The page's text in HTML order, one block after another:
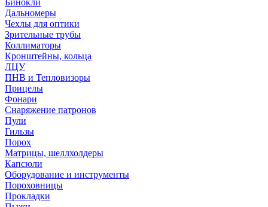
Бинокли
Дальномеры
Чехлы для оптики
Зрительные трубы
Коллиматоры
Кронштейны, кольца
ЛЦУ
ПНВ и Тепловизоры
Прицелы
Фонари
Снаряжение патронов
Пули
Гильзы
Порох
Матрицы, шеллхолдеры
Капсюли
Оборудование и инструменты
Пороховницы
Прокладки